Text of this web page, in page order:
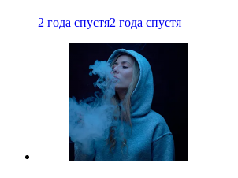
2 года спустя2 года спустя